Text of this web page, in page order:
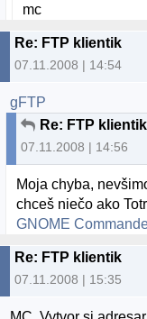
mc
Re: FTP klientik
07.11.2008 | 14:54
gFTP
Re: FTP klientik
07.11.2008 | 14:56
Moja chyba,
chceš niečo ako
GNOME
Re: FTP klientik
07.11.2008 | 15:35